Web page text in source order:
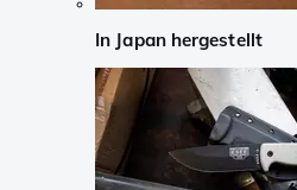
In Japan hergestellt